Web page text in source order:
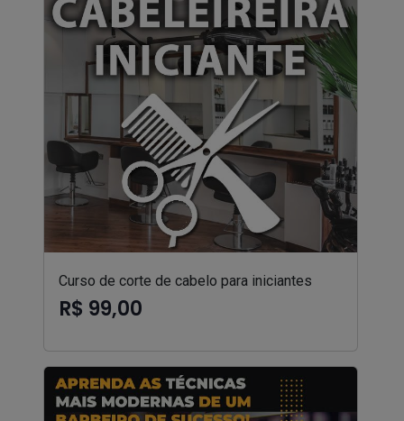
Curso de corte de cabelo para iniciantes
R$ 99,00